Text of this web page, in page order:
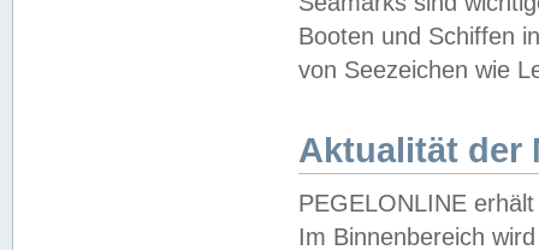
Booten und Schiffen
von Seezeichen wie
Aktualität der
PEGELONLINE
Im Binnenbereich